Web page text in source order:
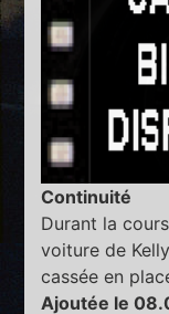
Continuité
Durant la
voiture de
cassée en
Ajoutée le